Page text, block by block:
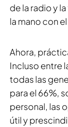
de la radio y
la mano con
Ahora,
Incluso entre
todas las
para el 66%,
personal, las
útil y